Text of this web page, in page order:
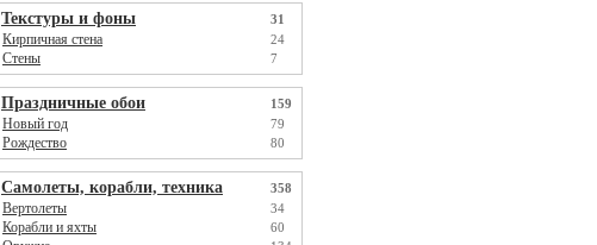
Текстуры и фоны 31
Кирпичная стена 24
Стены 7
Праздничные обои 159
Новый год 79
Рождество 80
Самолеты, корабли, техника 358
Вертолеты 34
Корабли и яхты 60